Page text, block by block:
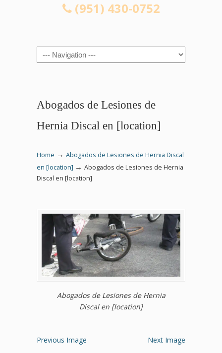
(951) 430-0752
Navigation
Abogados de Lesiones de
Hernia Discal en [location]
Home → Abogados de Lesiones de Hernia Discal
en [location] → Abogados de Lesiones de Hernia
Discal en [location]
Abogados de Lesiones de Hernia
Discal en [location]
Previous Image Next Image